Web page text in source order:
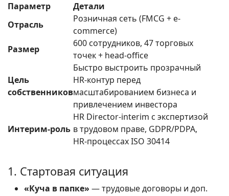
Параметр
Детали
Отрасль
Розничная сеть (FMCG + e-
commerce)
Размер
600 сотрудников, 47 торговых
точек + head-office
Цель
собственников
Быстро выстроить прозрачный
HR-контур перед
масштабированием бизнеса и
привлечением инвестора
Интерим-роль
HR Director-interim с экспертизой
в трудовом праве, GDPR/PDPA,
HR-процессах ISO 30414
1. Стартовая ситуация
«Куча в папке» — трудовые договоры и доп.